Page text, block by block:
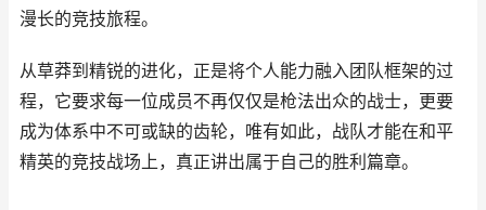
漫长的竞技旅程。
从草莽到精锐的进化，正是将个人能力融入团队框架的过
程，它要求每一位成员不再仅仅是枪法出众的战士，更要
成为体系中不可或缺的齿轮，唯有如此，战队才能在和平
精英的竞技战场上，真正讲出属于自己的胜利篇章。